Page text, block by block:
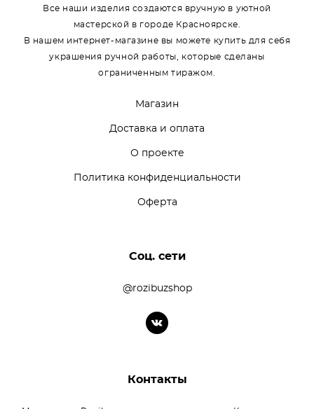
Все наши изделия создаются вручную в уютной
мастерской в городе Красноярске.
В нашем интернет-магазине вы можете купить для себя
украшения ручной работы, которые сделаны
ограниченным тиражом.
Магазин
Доставка и оплата
О проекте
Политика конфиденциальности
Оферта
Соц. сети
@rozibuzshop
Контакты